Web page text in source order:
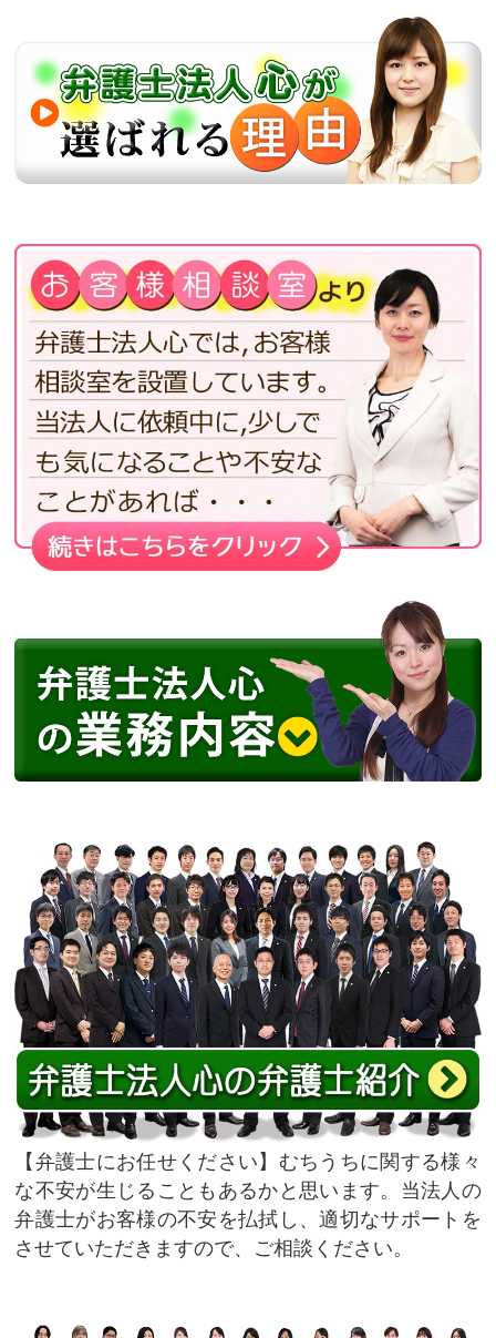
弁護士にお任せください
むちうちに関する様々
な不安が生じることもあるかと思います。当法人の
弁護士がお客様の不安を払拭し、適切なサポートを
させていただきますので、ご相談ください。